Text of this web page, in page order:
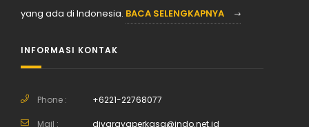
yang ada di Indonesia. BACA SELENGKAPNYA
INFORMASI KONTAK
Phone : +6221-22768077
Mail : divarayaperkasa@indo.net.id